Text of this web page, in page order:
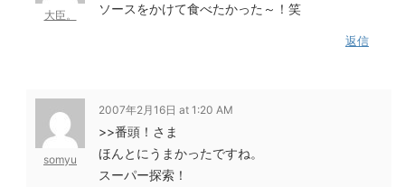
大臣。
ソースをかけて食べたかった～！笑
返信
somyu
2007年2月16日 at 1:20 AM
>>番頭！さま
ほんとにうまかったですね。
スーパー探索！